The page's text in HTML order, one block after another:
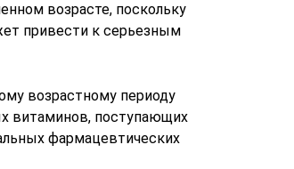
возрасте, поскольку
привести к серьезным
возрастному периоду
витаминов, поступающих
фармацевтических